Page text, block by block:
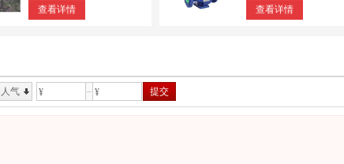
查看详情 查看详情
人气 ¥ ¥ 提交